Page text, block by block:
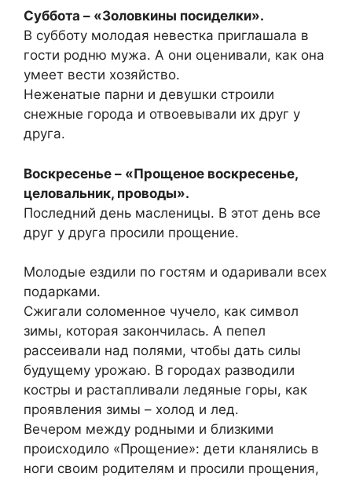
Суббота – «Золовкины посиделки».
В субботу молодая невестка приглашала в
гости родню мужа. А они оценивали, как она
умеет вести хозяйство.
Неженатые парни и девушки строили
снежные города и отвоевывали их друг у
друга.
Воскресенье – «Прощеное воскресенье,
целовальник, проводы».
Последний день масленицы. В этот день все
друг у друга просили прощение.
Молодые ездили по гостям и одаривали всех
подарками.
Сжигали соломенное чучело, как символ
зимы, которая закончилась. А пепел
рассеивали над полями, чтобы дать силы
будущему урожаю. В городах разводили
костры и растапливали ледяные горы, как
проявления зимы – холод и лед.
Вечером между родными и близкими
происходило «Прощение»: дети кланялись в
ноги своим родителям и просили прощения,